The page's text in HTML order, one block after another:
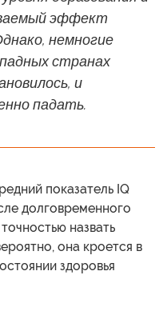
эффект
немногие
странах
и
падать.
показатель IQ
долговременного
назвать
она кроется в
здоровья